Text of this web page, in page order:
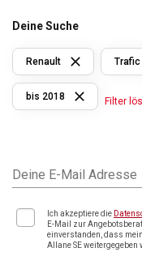
Deine Suche
Renault Trafic
bis 2018 Filter
Deine E-Mail Adresse
Ich akzeptiere die
E-Mail zur
einverstanden, dass
Allane SE weitergegeben